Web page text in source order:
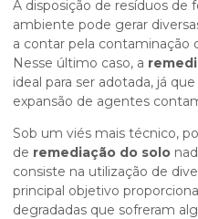
A disposição de resíduos de
ambiente pode gerar
a contar pela contaminação
Nesse último caso, a
ideal para ser adotada, já
expansão de agentes
Sob um viés mais técnico,
de remediação do solo
consiste na utilização de
principal objetivo
degradadas que sofreram